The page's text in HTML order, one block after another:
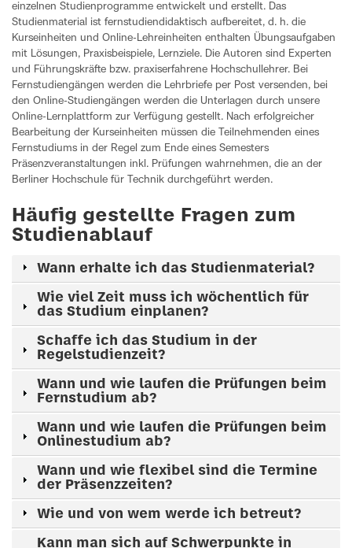
einzelnen Studienprogramme entwickelt und erstellt. Das
Studienmaterial ist fernstudiendidaktisch aufbereitet, d. h. die
Kurseinheiten und Online-Lehreinheiten enthalten Übungsaufgaben
mit Lösungen, Praxisbeispiele, Lernziele. Die Autoren sind Experten
und Führungskräfte bzw. praxiserfahrene Hochschullehrer. Bei
Fernstudiengängen werden die Lehrbriefe per Post versenden, bei
den Online-Studiengängen werden die Unterlagen durch unsere
Online-Lernplattform zur Verfügung gestellt. Nach erfolgreicher
Bearbeitung der Kurseinheiten müssen die Teilnehmenden eines
Fernstudiums in der Regel zum Ende eines Semesters
Präsenzveranstaltungen inkl. Prüfungen wahrnehmen, die an der
Berliner Hochschule für Technik durchgeführt werden.
Häufig gestellte Fragen zum
Studienablauf
Wann erhalte ich das Studienmaterial?
Wie viel Zeit muss ich wöchentlich für
das Studium einplanen?
Schaffe ich das Studium in der
Regelstudienzeit?
Wann und wie laufen die Prüfungen beim
Fernstudium ab?
Wann und wie laufen die Prüfungen beim
Onlinestudium ab?
Wann und wie flexibel sind die Termine
der Präsenzzeiten?
Wie und von wem werde ich betreut?
Kann man sich auf Schwerpunkte in